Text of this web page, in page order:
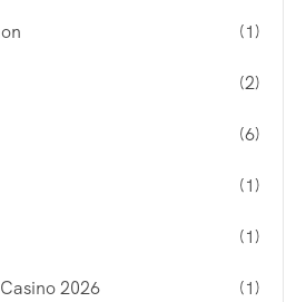
(1)
(2)
(6)
(1)
(1)
2026 (1)